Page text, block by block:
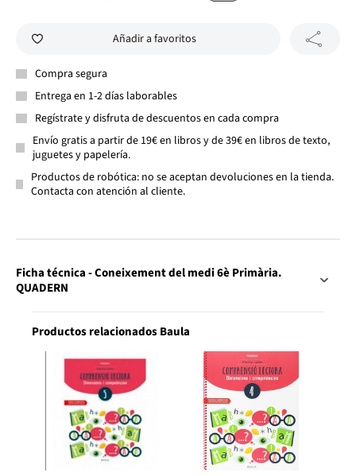
Añadir a favoritos
Compra segura
Entrega en 1-2 días laborables
Regístrate y disfruta de descuentos en cada compra
Envío gratis a partir de 19€ en libros y de 39€ en libros de texto,
juguetes y papelería.
Productos de robótica: no se aceptan devoluciones en la tienda.
Contacta con atención al cliente.
Ficha técnica - Coneixement del medi 6è Primària.
QUADERN
Productos relacionados Baula